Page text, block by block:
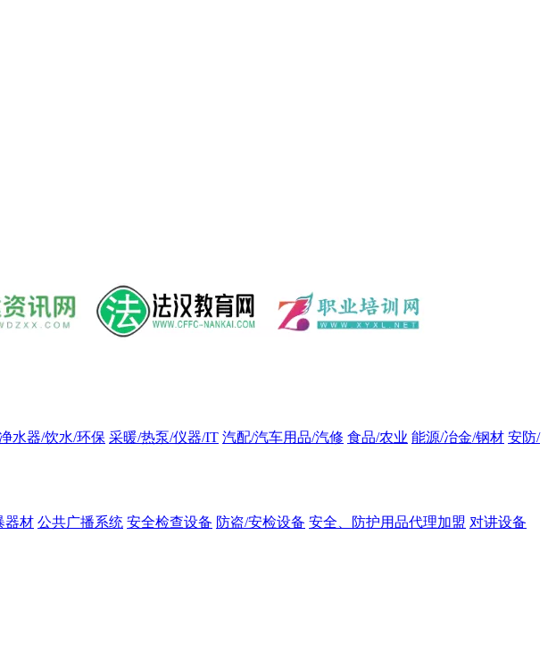
水器/饮水/环保 采暖/热泵/仪器/IT 汽配/汽车用品/汽修 食品/农业 能源/冶金/钢材 安防/
器材 公共广播系统 安全检查设备 防盗/安检设备 安全、防护用品代理加盟 对讲设备